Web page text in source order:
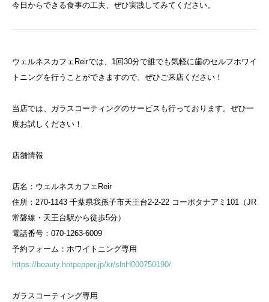
今日からできる食事の工夫、ぜひ実践してみてください。
ウェルネスカフェReirでは、1回30分で誰でも気軽に歯のセルフホワイ
トニングを行うことができますので、ぜひご来店ください！
当店では、ガラスコーティングのサービスも行っております。ぜひ一
度お試しください！
店舗情報
店名：ウェルネスカフェReir
住所：270-1143 千葉県我孫子市天王台2-2-22 コーポタナアミ101（JR
常磐線・天王台駅から徒歩5分）
電話番号：070-1263-6009
予約フォーム：ホワイトニング専用
https://beauty.hotpepper.jp/kr/slnH000750190/
ガラスコーティング専用